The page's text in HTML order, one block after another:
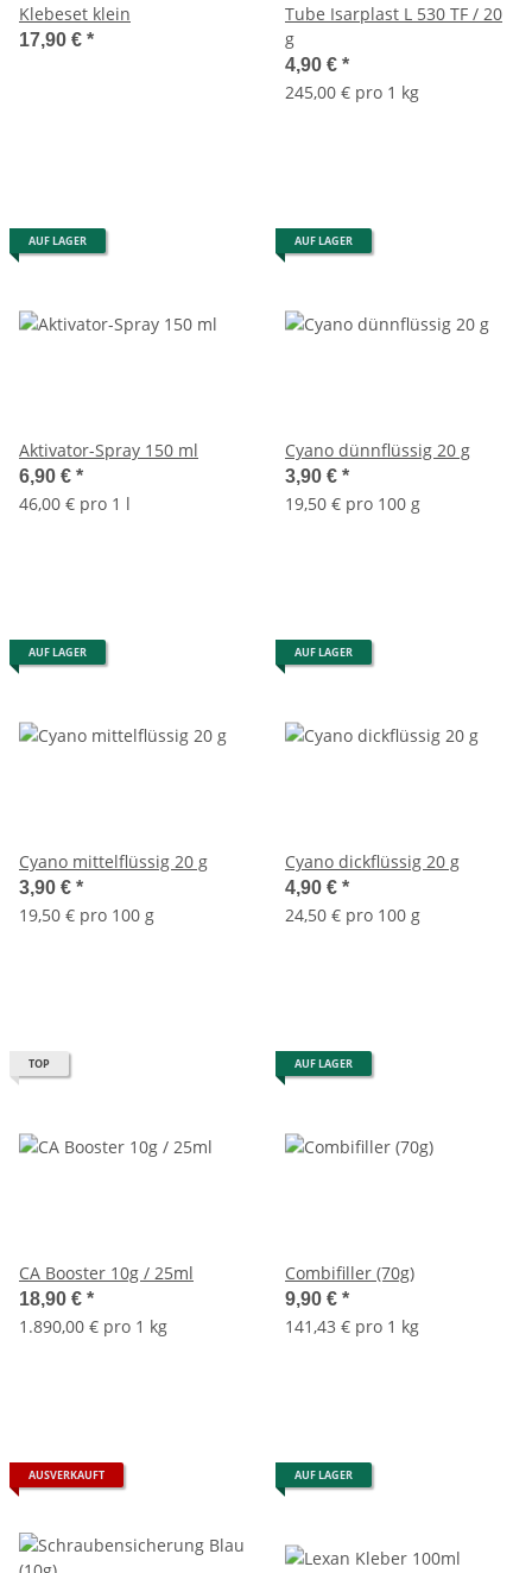
Klebeset klein
17,90 € *
Tube Isarplast L 530 TF / 20
g
4,90 € *
245,00 € pro 1 kg
AUF LAGER
Aktivator-Spray 150 ml
6,90 € *
46,00 € pro 1 l
AUF LAGER
Cyano dünnflüssig 20 g
3,90 € *
19,50 € pro 100 g
AUF LAGER
Cyano mittelflüssig 20 g
3,90 € *
19,50 € pro 100 g
AUF LAGER
Cyano dickflüssig 20 g
4,90 € *
24,50 € pro 100 g
TOP
CA Booster 10g / 25ml
18,90 € *
1.890,00 € pro 1 kg
AUF LAGER
Combifiller (70g)
9,90 € *
141,43 € pro 1 kg
AUSVERKAUFT AUF LAGER